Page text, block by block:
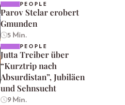
PEOPLE
Parov Stelar erobert
Gmunden
5 Min.
PEOPLE
Jutta Treiber über
“Kurztrip nach
Absurdistan”, Jubiläen
und Sehnsucht
9 Min.